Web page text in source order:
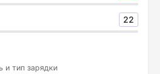
22
и тип зарядки